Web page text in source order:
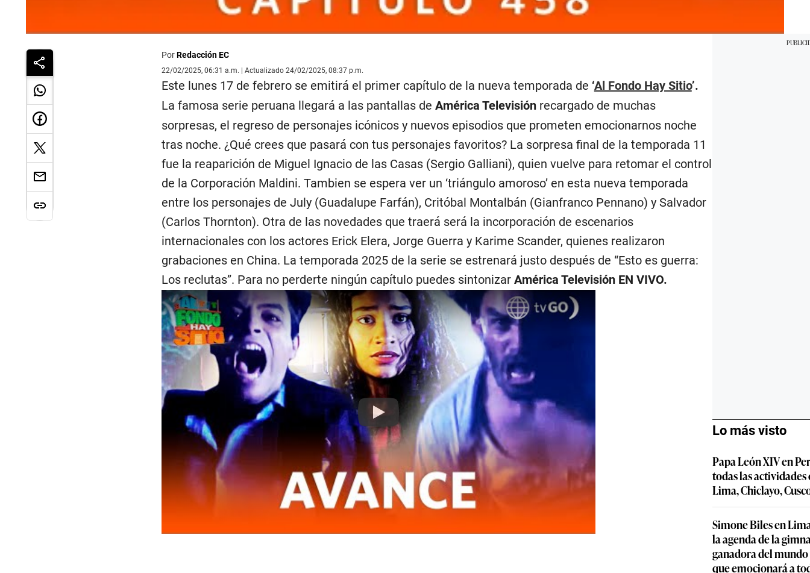
PorRedacción EC
22/02/2025, 06:31 a.m. | Actualizado 24/02/2025, 08:37 p.m.
Este lunes 17 de febrero se emitirá el primer capítulo de la nueva temporada de ‘Al Fondo Hay Sitio’.
La famosa serie peruana llegará a las pantallas de América Televisiónrecargado de muchas
sorpresas, el regreso de personajes icónicos y nuevos episodios que prometen emocionarnos noche
tras noche. ¿Qué crees que pasará con tus personajes favoritos? La sorpresa final de la temporada 11
fue la reaparición de Miguel Ignacio de las Casas (Sergio Galliani), quien vuelve para retomar el control
de la Corporación Maldini. Tambien se espera ver un ‘triángulo amoroso’ en esta nueva temporada
entre los personajes de July (Guadalupe Farfán), Critóbal Montalbán (Gianfranco Pennano) y Salvador
(Carlos Thornton). Otra de las novedades que traerá será la incorporación de escenarios
internacionales con los actores Erick Elera, Jorge Guerra y Karime Scander, quienes realizaron
grabaciones en China. La temporada 2025 de la serie se estrenará justo después de “Esto es guerra:
Los reclutas”. Para no perderte ningún capítulo puedes sintonizar América Televisión EN VIVO.
Play
Lo más visto
Papa León XIV en
todas las
Lima, Chiclayo,
Simone Biles en
la agenda de la
ganadora del
que emocionará a